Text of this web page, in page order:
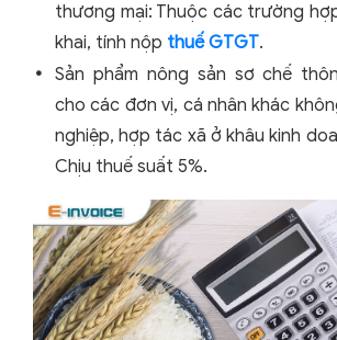
thương mại: Thuộc các trường
khai, tính nộp thuế GTGT.
Sản phẩm nông sản sơ chế
cho các đơn vị, cá nhân khác
nghiệp, hợp tác xã ở khâu kinh
Chịu thuế suất 5%.